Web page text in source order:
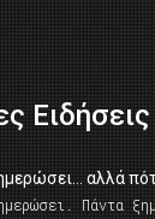
Ειδήσεις
αλλά
Πάντα